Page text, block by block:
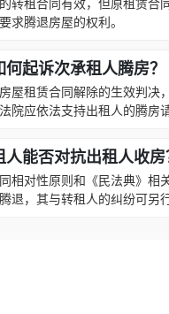
转租合同有效，但原租赁合
求腾退房屋的权利。
起诉次承租人腾房？
屋租赁合同解除的生效判决
院应依法支持出租人的腾房请
能否对抗出租人收房
相对性原则和《民法典》相
退，其与转租人的纠纷可另